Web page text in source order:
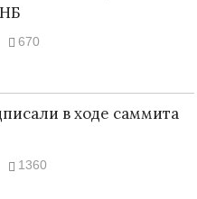
670
в ходе саммита
1360